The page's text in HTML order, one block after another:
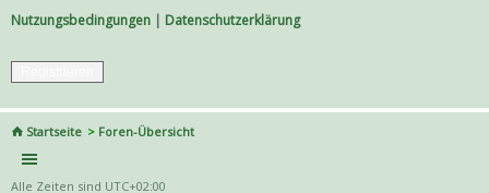
Nutzungsbedingungen | Datenschutzerklärung
Startseite Foren-Übersicht
Alle Zeiten sind UTC+02:00